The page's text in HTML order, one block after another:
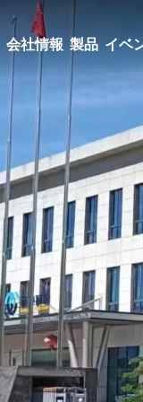
会社情報 製品 イベ